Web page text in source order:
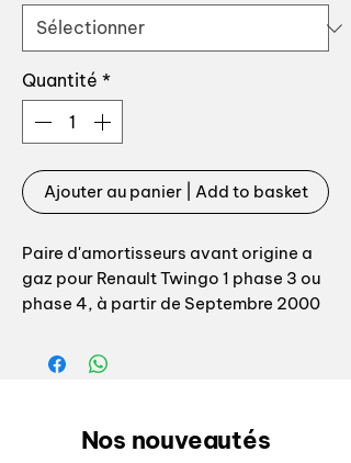
Quantité *
Ajouter au panier | Add to basket
Paire d'amortisseurs avant origine a
gaz pour Renault Twingo 1 phase 3 ou
phase 4, à partir de Septembre 2000
Références origine:
/ 8200103587 / 8200934062
Nos nouveautés